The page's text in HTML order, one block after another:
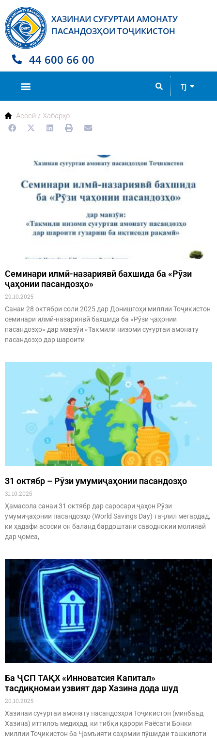
ХАЗИНАИ СУҒУРТАИ АМОНАТУ
ПАСАНДОЗҲОИ ТОҶИКИСТОН
44 600 66 00
TJ
EN
Асосӣ / Хабарҳо
Семинари илмӣ-назариявӣ бахшида ба «Рӯзи
ҷаҳонии пасандозҳо»
29.10.2025
Санаи 28 октябри соли 2025 дар Донишгоҳи миллии Тоҷикистон
семинари илмӣ-назариявӣ бахшида ба «Рӯзи ҷаҳонии
пасандозҳо» дар мавзӯи «Такмили низоми суғуртаи амонату
пасандозҳо дар шароити
31 октябр – Рӯзи умумиҷаҳонии пасандозҳо
31.10.2025
Ҳамасола санаи 31 октябр дар саросари ҷаҳон Рӯзи
умумиҷаҳонии пасандозҳо (World Savings Day) таҷлил мегардад,
ки ҳадафи асосии он баланд бардоштани саводнокии молиявӣ
дар ҷомеа,
Ба ҶСП ТАҚХ «Инноватсия Капитал»
тасдиқномаи узвият дар Хазина дода шуд
20.10.2025
Хазинаи суғуртаи амонату пасандозҳои Тоҷикистон (минбаъд
Хазина) иттилоъ медиҳад, ки тибқи қарори Раёсати Бонки
миллии Тоҷикистон ба Ҷамъияти саҳомии пӯшидаи ташкилоти